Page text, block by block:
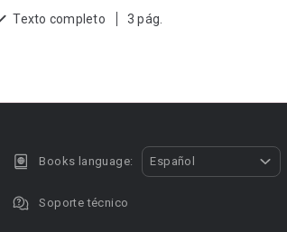
Texto completo 3 pág.
Books language: Español
Soporte técnico